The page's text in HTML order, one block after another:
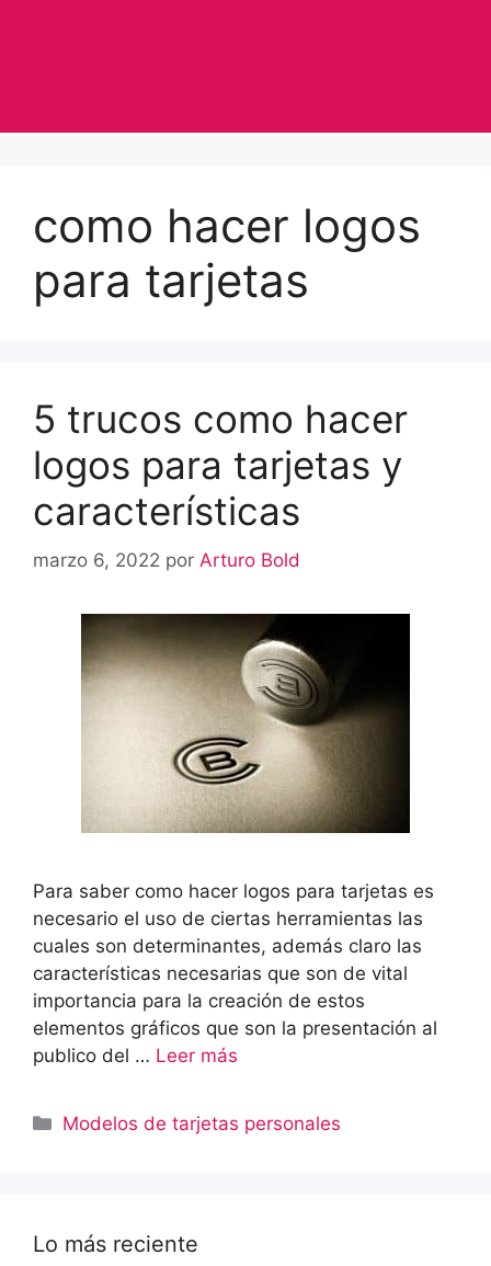
como hacer logos
para tarjetas
5 trucos como hacer
logos para tarjetas y
características
marzo 6, 2022 por Arturo Bold
Para saber como hacer logos para tarjetas es
necesario el uso de ciertas herramientas las
cuales son determinantes, además claro las
características necesarias que son de vital
importancia para la creación de estos
elementos gráficos que son la presentación al
publico del … Leer más
Categorías
Modelos de tarjetas personales
Lo más reciente